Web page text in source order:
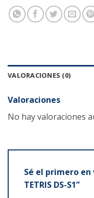
VALORACIONES (0)
Valoraciones
No hay valoraciones
Sé el primero en
TETRIS DS-S1”